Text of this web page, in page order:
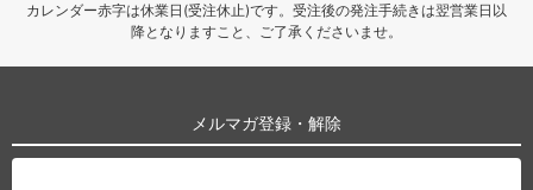
カレンダー赤字は休業日(受注休止)です。受注後の発注手続きは翌営業日以
降となりますこと、ご了承くださいませ。
メルマガ登録・解除